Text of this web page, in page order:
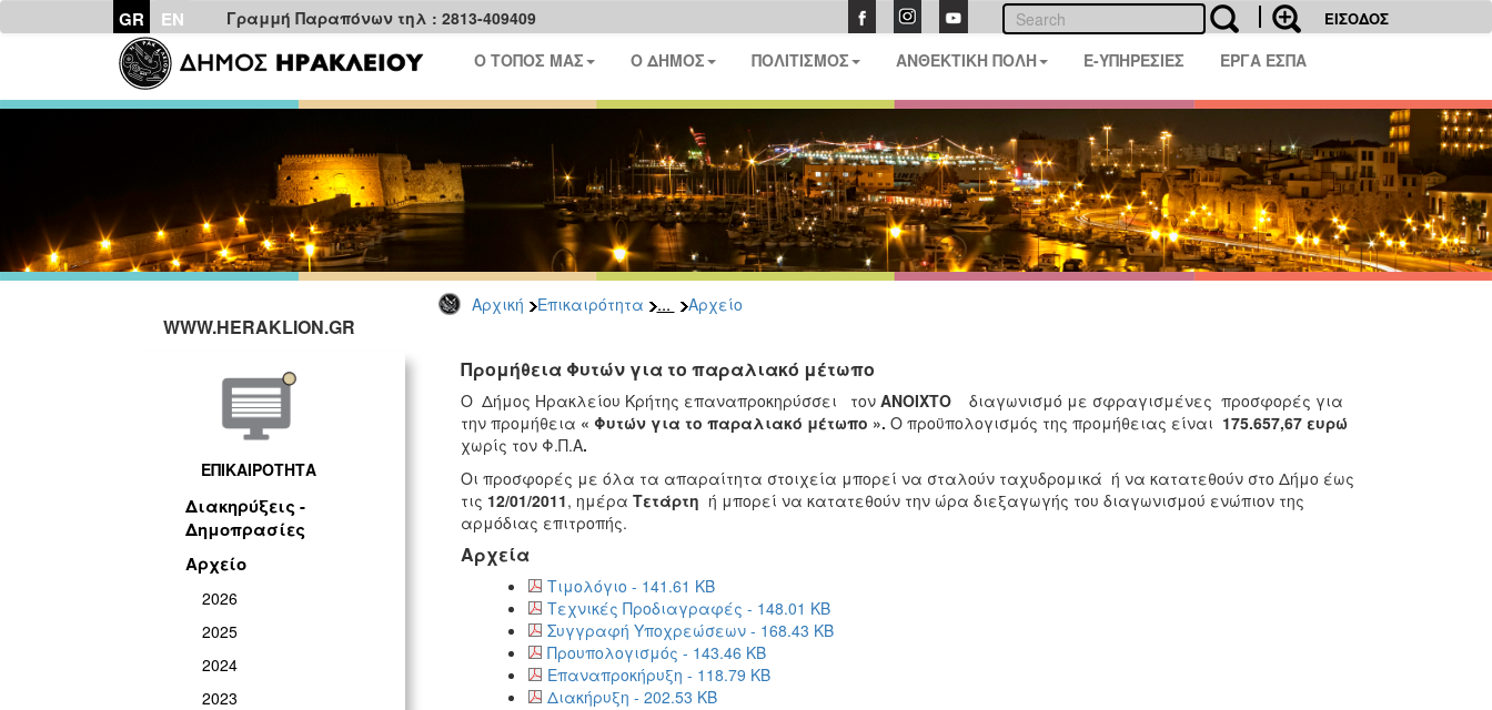
GR EN Γραμμή Παραπόνων τηλ : 2813-409409 ΕΙΣΟΔΟΣ
Ο ΤΟΠΟΣ ΜΑΣ Ο ΔΗΜΟΣ ΠΟΛΙΤΙΣΜΟΣ ΑΝΘΕΚΤΙΚΗ ΠΟΛΗ E-ΥΠΗΡΕΣΙΕΣ ΕΡΓΑ ΕΣΠΑ
Αρχική Επικαιρότητα ... Αρχείο
WWW.HERAKLION.GR
ΕΠΙΚΑΙΡΟΤΗΤΑ
Διακηρύξεις -
Δημοπρασίες
Αρχείο
2026
2025
2024
2023
Προμήθεια Φυτών για το παραλιακό μέτωπο
Ο Δήμος Ηρακλείου Κρήτης επαναπροκηρύσσει τον ΑΝΟΙΧΤΟδιαγωνισμό με σφραγισμένες προσφορές για
την προμήθεια « Φυτών για το παραλιακό μέτωπο ». Ο προϋπολογισμός της προμήθειας είναι 175.657,67 ευρώ
χωρίς τον Φ.Π.Α.
Οι προσφορές με όλα τα απαραίτητα στοιχεία μπορεί να σταλούν ταχυδρομικά ή να κατατεθούν στο Δήμο έως
τις 12/01/2011, ημέρα Τετάρτη ή μπορεί να κατατεθούν την ώρα διεξαγωγής του διαγωνισμού ενώπιον της
αρμόδιας επιτροπής.
Αρχεία
Τιμολόγιο - 141.61 KB
Τεχνικές Προδιαγραφές - 148.01 KB
Συγγραφή Υποχρεώσεων - 168.43 KB
Προυπολογισμός - 143.46 KB
Επαναπροκήρυξη - 118.79 KB
Διακήρυξη - 202.53 KB